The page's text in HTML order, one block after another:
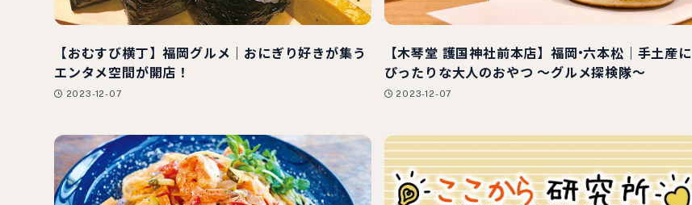
【おむすび横丁】福岡グルメ｜おにぎり好きが集う
エンタメ空間が開店！
2023-12-07
【木琴堂 護国神社前本店】福岡•六本松｜手土産に
ぴったりな大人のおやつ 〜グルメ探検隊〜
2023-12-07